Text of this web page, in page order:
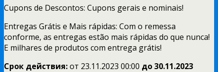
Cupons de Descontos: Cupons gerais e nominais!
Entregas Grátis e Mais rápidas: Com o remessa
conforme, as entregas estão mais rápidas do que nunca!
E milhares de produtos com entrega grátis!
Срок действия:от 23.11.2023 00:00 до 30.11.2023